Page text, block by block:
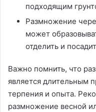
подходящим
Размножение
может
отделить и
Важно помнить, что
является длительным
терпения и опыта.
размножение весной